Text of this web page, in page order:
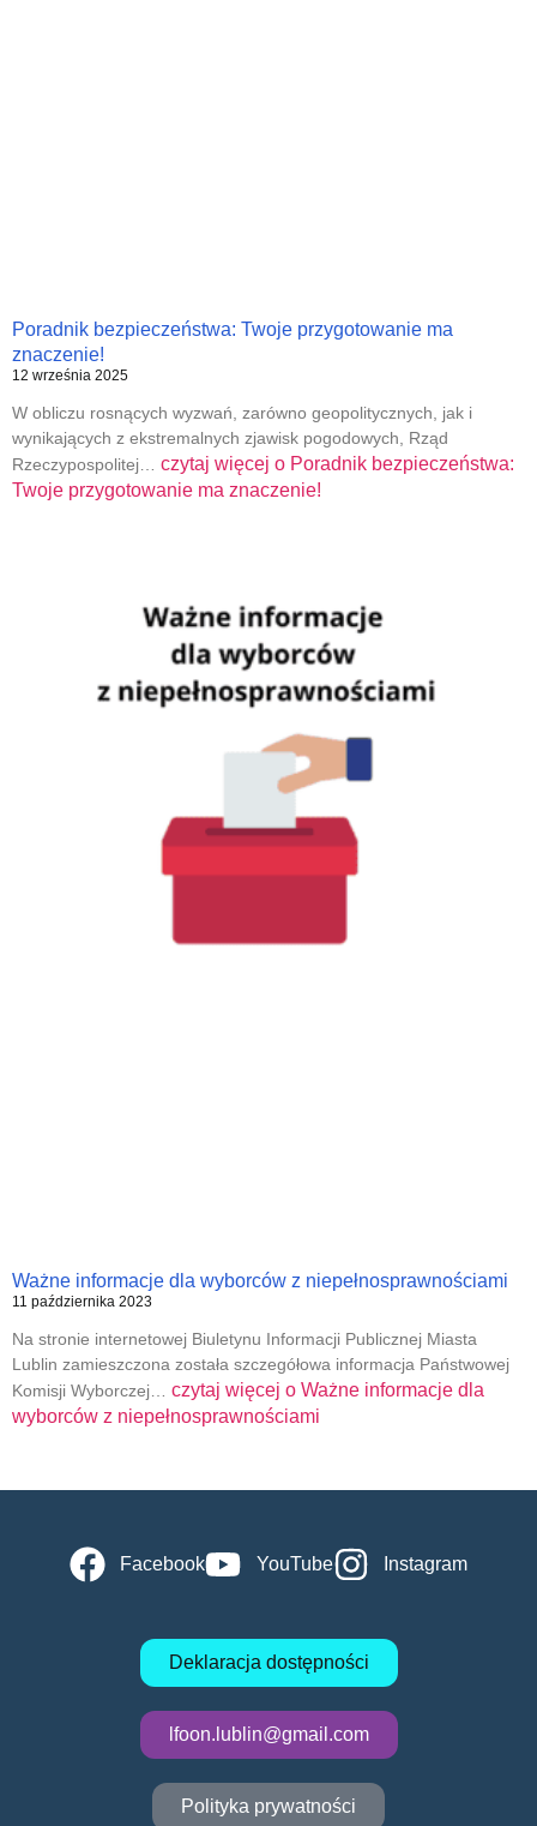
Poradnik bezpieczeństwa: Twoje przygotowanie ma
znaczenie!
12 września 2025
W obliczu rosnących wyzwań, zarówno geopolitycznych, jak i
wynikających z ekstremalnych zjawisk pogodowych, Rząd
Rzeczypospolitej… czytaj więcej o Poradnik bezpieczeństwa:
Twoje przygotowanie ma znaczenie!
Ważne informacje dla wyborców z niepełnosprawnościami
11 października 2023
Na stronie internetowej Biuletynu Informacji Publicznej Miasta
Lublin zamieszczona została szczegółowa informacja Państwowej
Komisji Wyborczej… czytaj więcej o Ważne informacje dla
wyborców z niepełnosprawnościami
Facebook YouTube Instagram
Deklaracja dostępności
lfoon.lublin@gmail.com
Polityka prywatności